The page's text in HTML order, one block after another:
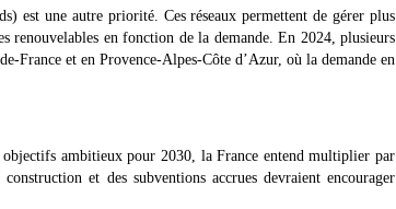
est une autre priorité. Ces réseaux permettent de gérer plus
renouvelables en fonction de la demande. En 2024, plusieurs
France et en Provence-Alpes-Côte d’Azur, où la demande en
ambitieux pour 2030, la France entend multiplier par
et des subventions accrues devraient encourager